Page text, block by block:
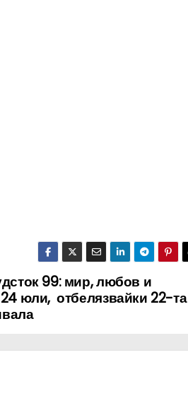
99: мир, любов и
юли, отбелязвайки 22-та